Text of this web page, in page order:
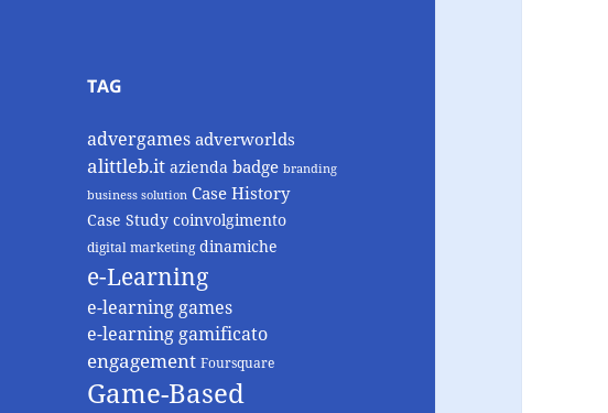
TAG
advergames adverworlds
alittleb.it azienda badge branding
business solution Case History
Case Study coinvolgimento
digital marketing dinamiche
e-Learning
e-learning games
e-learning gamificato
engagement Foursquare
Game-Based